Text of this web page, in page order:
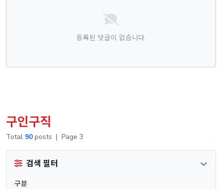
등록된 댓글이 없습니다.
구인구직
Total 90 posts | Page 3
검색 필터
구분